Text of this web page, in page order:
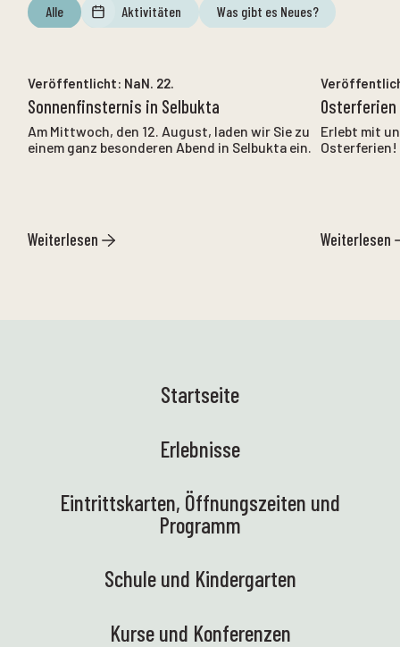
Alle Aktivitäten Was gibt es Neues?
Veröffentlicht: NaN. 22.
Sonnenfinsternis in Selbukta
Am Mittwoch, den 12. August, laden wir Sie zu
einem ganz besonderen Abend in Selbukta ein.
Weiterlesen
Erlebt mit
Osterferien!
Weiterlesen
Startseite
Erlebnisse
Eintrittskarten, Öffnungszeiten und
Programm
Schule und Kindergarten
Kurse und Konferenzen